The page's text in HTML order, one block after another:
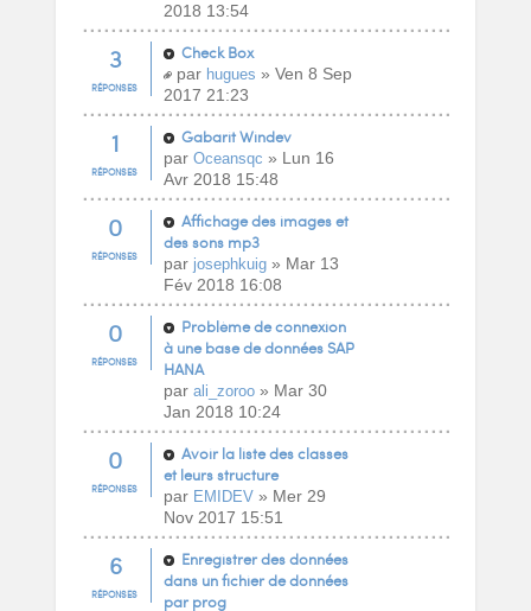
2018 13:54
3
RÉPONSES
Check Box
par hugues » Ven 8 Sep
2017 21:23
1
RÉPONSES
Gabarit Windev
par Oceansqc » Lun 16
Avr 2018 15:48
0
RÉPONSES
Affichage des images et
des sons mp3
par josephkuig» Mar 13
Fév 2018 16:08
0
RÉPONSES
Problème de connexion
à une base de données SAP
HANA
par ali_zoroo» Mar 30
Jan 2018 10:24
0
RÉPONSES
Avoir la liste des classes
et leurs structure
par EMIDEV» Mer 29
Nov 2017 15:51
6
RÉPONSES
Enregistrer des données
dans un fichier de données
par prog